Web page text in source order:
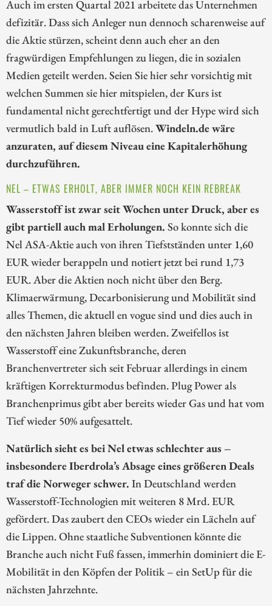
Auch im ersten Quartal 2021 arbeitete das Unternehmen
defizitär. Dass sich Anleger nun dennoch scharenweise auf
die Aktie stürzen, scheint denn auch eher an den
fragwürdigen Empfehlungen zu liegen, die in sozialen
Medien geteilt werden. Seien Sie hier sehr vorsichtig mit
welchen Summen sie hier mitspielen, der Kurs ist
fundamental nicht gerechtfertigt und der Hype wird sich
vermutlich bald in Luft auflösen.Windeln.de wäre
anzuraten, auf diesem Niveau eine Kapitalerhöhung
durchzuführen.
NEL – ETWAS ERHOLT, ABER IMMER NOCH KEIN REBREAK
Wasserstoff ist zwar seit Wochen unter Druck, aber es
gibt partiell auch mal Erholungen. So konnte sich die
Nel ASA-Aktie auch von ihren Tiefstständen unter 1,60
EUR wieder berappeln und notiert jetzt bei rund 1,73
EUR. Aber die Aktien noch nicht über den Berg.
Klimaerwärmung, Decarbonisierung und Mobilität sind
alles Themen, die aktuell en vogue sind und dies auch in
den nächsten Jahren bleiben werden. Zweifellos ist
Wasserstoff eine Zukunftsbranche, deren
Branchenvertreter sich seit Februar allerdings in einem
kräftigen Korrekturmodus befinden. Plug Power als
Branchenprimus gibt aber bereits wieder Gas und hat vom
Tief wieder 50% aufgesattelt.
Natürlich sieht es bei Nel etwas schlechter aus –
insbesondere Iberdrola’s Absage eines größeren Deals
traf die Norweger schwer. In Deutschland werden
Wasserstoff-Technologien mit weiteren 8 Mrd. EUR
gefördert. Das zaubert den CEOs wieder ein Lächeln auf
die Lippen. Ohne staatliche Subventionen könnte die
Branche auch nicht Fuß fassen, immerhin dominiert die E-
Mobilität in den Köpfen der Politik – ein SetUp für die
nächsten Jahrzehnte.